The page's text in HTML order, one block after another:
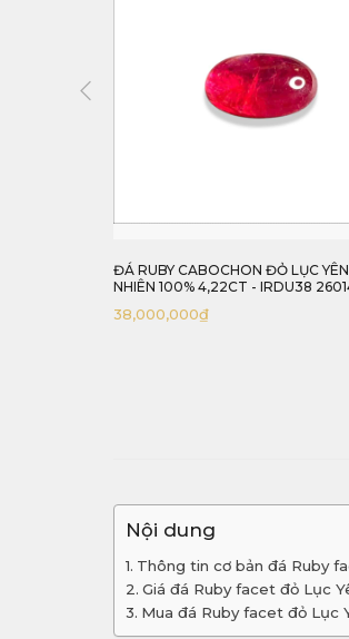
ĐÁ RUBY FACET ĐỎ LỤC YÊN TỰ
100% 1,14CT - IRTA155 261115114
Nội dung
Thông tin cơ bản đá Ruby
Giá đá Ruby facet đỏ Lục
Mua đá Ruby facet đỏ Lục